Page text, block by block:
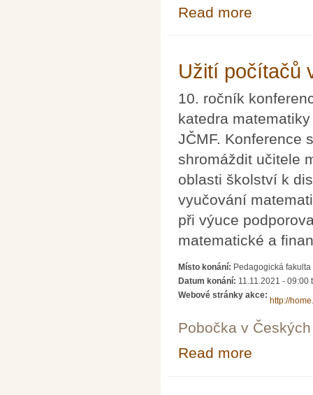
Read more
Užití počítačů
10. ročník
katedra
JČMF. Konference
shromáždit učitele
oblasti školství k
vyučování
při výuce
matematické a
Místo konání: Pedagogická
Datum konání: 11.11.2021 - 09:00
Webové stránky akce:
http://
Pobočka v
Read more